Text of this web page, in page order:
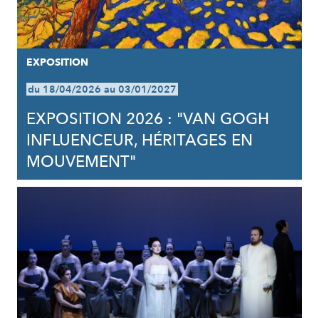
EXPOSITION
du 18/04/2026 au 03/01/2027
EXPOSITION 2026 : "VAN GOGH
INFLUENCEUR, HÉRITAGES EN
MOUVEMENT"